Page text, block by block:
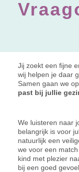
Jij zoekt een fijne
wij helpen je daar
Samen gaan we
past bij jullie
We luisteren naar
belangrijk is voor
natuurlijk een
we voor een
kind met plezier
bij een goed